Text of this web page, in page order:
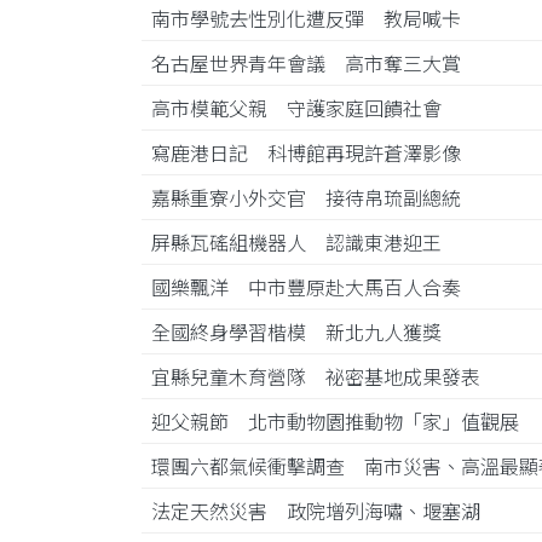
南市學號去性別化遭反彈 教局喊卡
名古屋世界青年會議 高市奪三大賞
高市模範父親 守護家庭回饋社會
寫鹿港日記 科博館再現許蒼澤影像
嘉縣重寮小外交官 接待帛琉副總統
屏縣瓦磘組機器人 認識東港迎王
國樂飄洋 中市豐原赴大馬百人合奏
全國終身學習楷模 新北九人獲獎
宜縣兒童木育營隊 祕密基地成果發表
迎父親節 北市動物園推動物「家」值觀展
環團六都氣候衝擊調查 南市災害、高溫最
法定天然災害 政院增列海嘯、堰塞湖